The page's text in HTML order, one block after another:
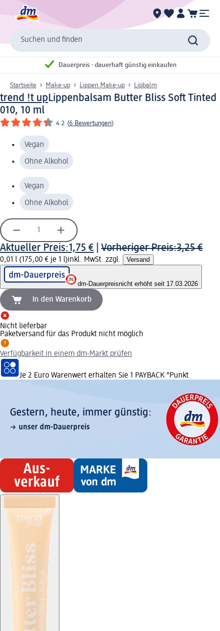
Suchen und finden
Dauerpreis - dauerhaft günstig einkaufen
Startseite Make-up Lippen Make-up Lipbalm
trend !t upLippenbalsam Butter Bliss Soft Tinted
010, 10 ml
4.2 (6 Bewertungen)
Vegan
Ohne Alkohol
Vegan
Ohne Alkohol
Aktueller Preis:1,75 € Vorheriger Preis:3,25 €
0,01 l (175,00 € je 1 l)inkl. MwSt. zzgl. Versand
dm-Dauerpreisnicht erhöht seit 17.03.2026
In den Warenkorb
Nicht lieferbar
Paketversand für das Produkt nicht möglich
Verfügbarkeit in einem dm-Markt prüfen
Je 2 Euro Warenwert erhalten Sie 1 PAYBACK °Punkt
Gestern, heute, immer günstig:
unser dm-Dauerpreis